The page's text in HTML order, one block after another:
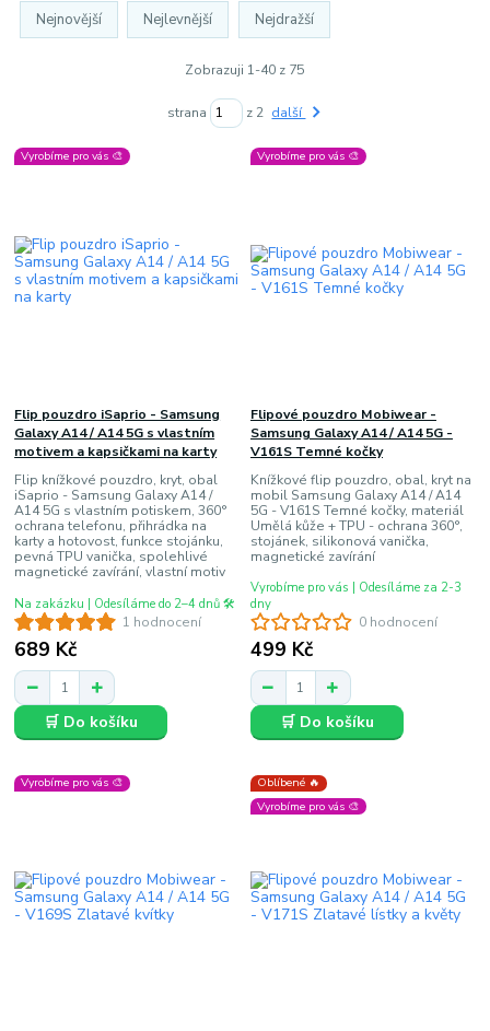
Nejnovější Nejlevnější Nejdražší
Zobrazuji 1-40 z 75
strana z 2 další
Vyrobíme pro vás 🎨
1 hodnocení
Flip pouzdro iSaprio - Samsung
Galaxy A14 / A14 5G s vlastním
motivem a kapsičkami na karty
Flip knížkové pouzdro, kryt, obal
iSaprio - Samsung Galaxy A14 /
A14 5G s vlastním potiskem, 360°
ochrana telefonu, přihrádka na
karty a hotovost, funkce stojánku,
pevná TPU vanička, spolehlivé
magnetické zavírání, vlastní motiv
689 Kč
Na zakázku | Odesíláme do 2–4 dnů 🛠️
🛒 Do košíku
Vyrobíme pro vás 🎨
0 hodnocení
Flipové pouzdro Mobiwear -
Samsung Galaxy A14 / A14 5G -
V161S Temné kočky
Knížkové flip pouzdro, obal, kryt na
mobil Samsung Galaxy A14 / A14
5G - V161S Temné kočky, materiál
Umělá kůže + TPU - ochrana 360°,
stojánek, silikonová vanička,
magnetické zavírání
499 Kč
Vyrobíme pro vás | Odesíláme za 2-3
dny
🛒 Do košíku
Vyrobíme pro vás 🎨
Oblíbené 🔥
Vyrobíme pro vás 🎨